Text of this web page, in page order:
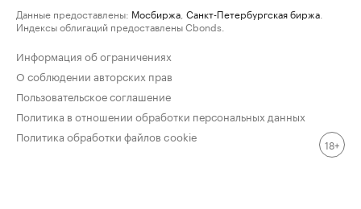
Данные предоставлены: Мосбиржа Санкт-Петербургская биржа
Индексы облигаций предоставлены Cbonds.
Информация об ограничениях
О соблюдении авторских прав
Пользовательское соглашение
Политика в отношении обработки персональных данных
Политика обработки файлов cookie
18+